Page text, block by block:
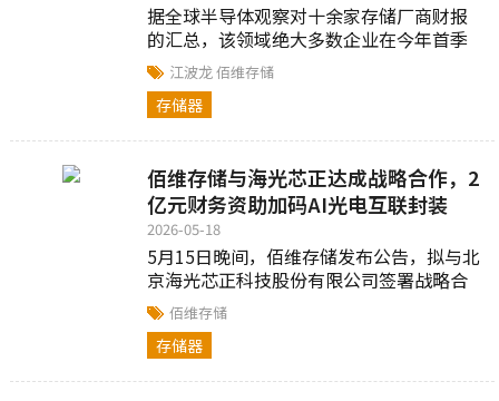
据全球半导体观察对十余家存储厂商财报
的汇总，该领域绝大多数企业在今年首季
迎来了业绩的强劲反弹...
江波龙佰维存储
存储器
佰维存储与海光芯正达成战略合作，2
亿元财务资助加码AI光电互联封装
2026-05-18
5月15日晚间，佰维存储发布公告，拟与北
京海光芯正科技股份有限公司签署战略合
作协议，聚焦光电互联产品封装业务深度
协作...
佰维存储
存储器